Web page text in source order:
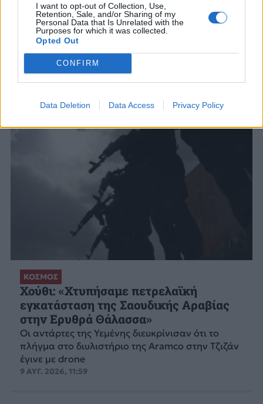
I want to opt-out of Collection, Use,
Retention, Sale, and/or Sharing of my
Personal Data that Is Unrelated with the
Purposes for which it was collected.
Opted Out
CONFIRM
Data Deletion Data Access Privacy Policy
συμφωνία εκεχειρίας
Ωστόσο, ο Αμπάς Αραγτσί διευκρίνισε ότι
ανταλλάσσονται μηνύματα μεταξύ
διαμεσολαβητών
9 ΑΥΓ. 2026, 12:27
ΚΟΣΜΟΣ
Χούθι: «Χτυπήσαμε πετρελαϊκή
εγκατάσταση της Σαουδικής Αραβίας
στην Ερυθρά Θάλασσα»
Οι αντάρτες της Υεμένης διευκρίνισαν ότι το
πλήγμα στο διυλιστήριο της Aramco στην Τζιζάν
έγινε με drone
9 ΑΥΓ. 2026, 11:59